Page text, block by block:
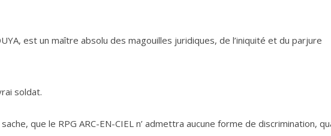
est un maître absolu des magouilles juridiques, de l’iniquité et du parjure
soldat.
que le RPG ARC-EN-CIEL n’ admettra aucune forme de discrimination,